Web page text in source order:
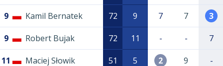
9 Kamil Bernatek 72 9 7 7 3
9 Robert Bujak 72 11 - - 7
11 Maciej Słowik 51 5 2 9 -